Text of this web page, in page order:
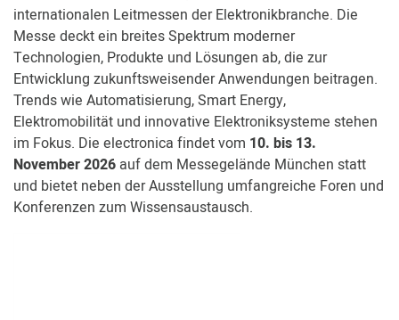
internationalen Leitmessen der Elektronikbranche. Die
Messe deckt ein breites Spektrum moderner
Technologien, Produkte und Lösungen ab, die zur
Entwicklung zukunftsweisender Anwendungen beitragen.
Trends wie Automatisierung, Smart Energy,
Elektromobilität und innovative Elektroniksysteme stehen
im Fokus. Die electronica findet vom 10. bis 13.
November 2026 auf dem Messegelände München statt
und bietet neben der Ausstellung umfangreiche Foren und
Konferenzen zum Wissensaustausch.